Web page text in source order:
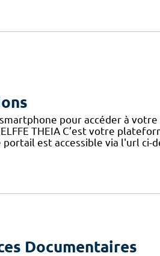
pour accéder à
THEIA C’est votre
portail est accessible via l'url
Documentaires